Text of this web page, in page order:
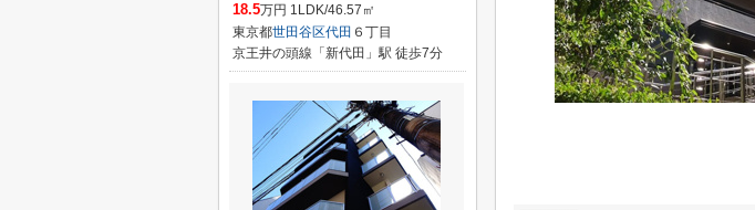
18.5万円 1LDK/46.57㎡
東京都世田谷区代田 ６丁目
京王井の頭線「新代田」駅 徒歩7分